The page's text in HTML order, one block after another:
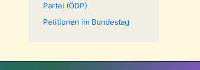
Partei (ÖDP)
Petitionen im Bundestag